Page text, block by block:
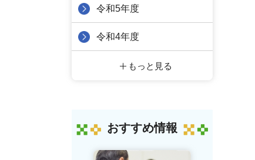
令和5年度
令和4年度
もっと見る
おすすめ情報